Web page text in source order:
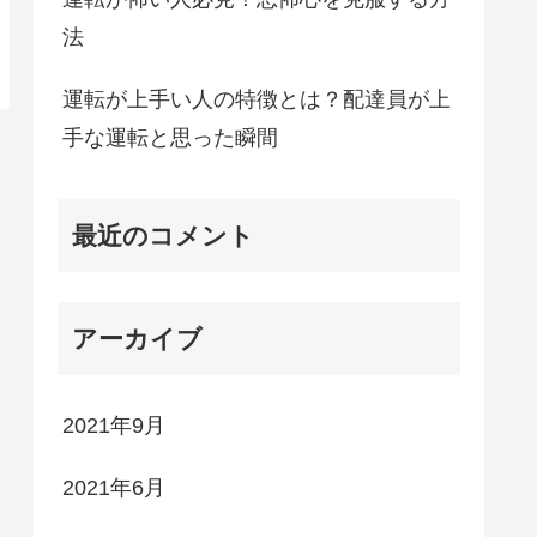
法
運転が上手い人の特徴とは？配達員が上
手な運転と思った瞬間
最近のコメント
アーカイブ
2021年9月
2021年6月